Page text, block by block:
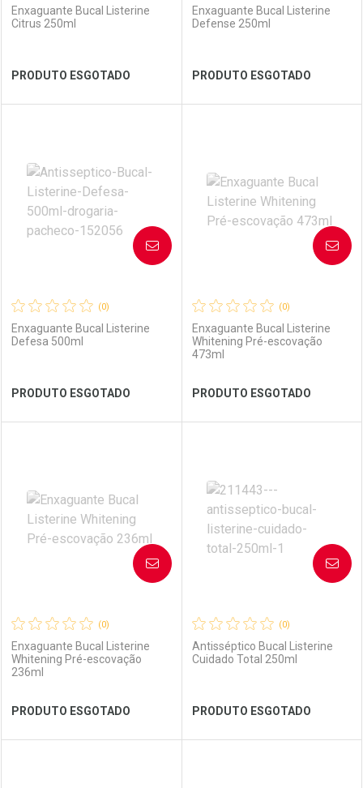
Ver Desconto Convênio Ver Desconto Convênio
Enxaguante Bucal Listerine
Citrus 250ml
PRODUTO ESGOTADO
Laboratório
Ver Desconto Convênio
Por Menos
Enxaguante Bucal Listerine
Defense 250ml
PRODUTO ESGOTADO
Laboratório
Ver Desconto Convênio
Por Menos
(0)
Enxaguante Bucal Listerine
Defesa 500ml
PRODUTO ESGOTADO
AVISE-ME
Laboratório
Ver Desconto Convênio
Por Menos
(0)
Enxaguante Bucal Listerine
Whitening Pré-escovação
473ml
PRODUTO ESGOTADO
AVISE-ME
Laboratório
Ver Desconto Convênio
Por Menos
(0)
Enxaguante Bucal Listerine
Whitening Pré-escovação
236ml
PRODUTO ESGOTADO
AVISE-ME
(0)
Antisséptico Bucal Listerine
Cuidado Total 250ml
PRODUTO ESGOTADO
AVISE-ME